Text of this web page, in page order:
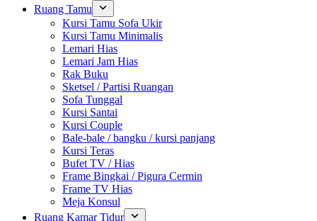
Ruang Tamu
Kursi Tamu Sofa Ukir
Kursi Tamu Minimalis
Lemari Hias
Lemari Jam Hias
Rak Buku
Sketsel / Partisi Ruangan
Sofa Tunggal
Kursi Santai
Kursi Couple
Bale-bale / bangku / kursi panjang
Kursi Teras
Bufet TV / Hias
Frame Bingkai / Pigura Cermin
Frame TV Hias
Meja Konsul
Ruang Kamar Tidur